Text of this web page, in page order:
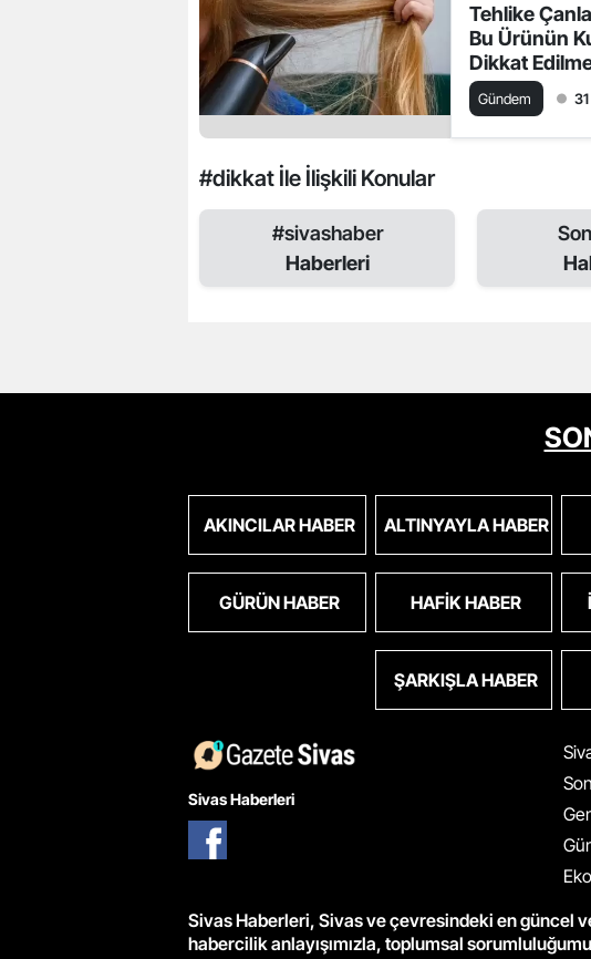
Tehlike
Bu Ürünün
Dikkat
Önemli
Çıktı
Gündem
#dikkat İle İlişkili Konular
#sivashaber
Haberleri
AKINCILAR HABER ALTINYAYLA HABER
GÜRÜN HABER HAFIK HABER
ŞARKIŞLA HABER
Sivas Haberleri
Sivas Haberleri, Sivas ve çevresindeki en güncel
habercilik anlayışımızla, toplumsal